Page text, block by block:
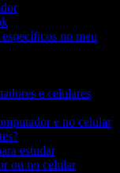
no meu
e celulares
e no celular
estudar
ou no celular